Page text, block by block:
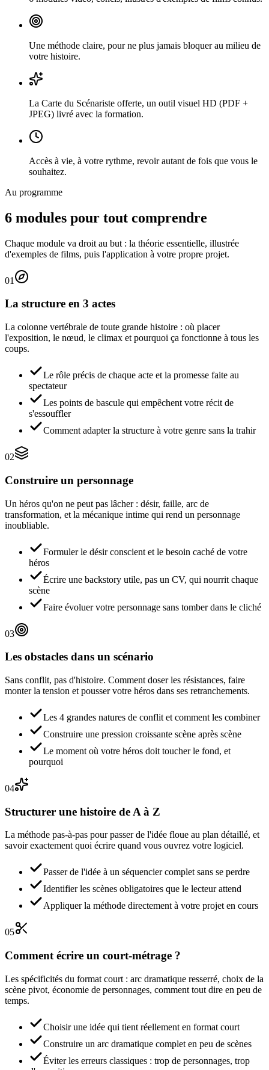
Une méthode claire, pour ne plus jamais bloquer au milieu de
votre histoire.
La Carte du Scénariste offerte, un outil visuel HD (PDF +
JPEG) livré avec la formation.
Accès à vie, à votre rythme, revoir autant de fois que vous le
souhaitez.
Au programme
6 modules pour tout comprendre
Chaque module va droit au but : la théorie essentielle, illustrée
d'exemples de films, puis l'application à votre propre projet.
01
La structure en 3 actes
La colonne vertébrale de toute grande histoire : où placer
l'exposition, le nœud, le climax et pourquoi ça fonctionne à tous les
coups.
Le rôle précis de chaque acte et la promesse faite au
spectateur
Les points de bascule qui empêchent votre récit de
s'essouffler
Comment adapter la structure à votre genre sans la trahir
02
Construire un personnage
Un héros qu'on ne peut pas lâcher : désir, faille, arc de
transformation, et la mécanique intime qui rend un personnage
inoubliable.
Formuler le désir conscient et le besoin caché de votre
héros
Écrire une backstory utile, pas un CV, qui nourrit chaque
scène
Faire évoluer votre personnage sans tomber dans le cliché
03
Les obstacles dans un scénario
Sans conflit, pas d'histoire. Comment doser les résistances, faire
monter la tension et pousser votre héros dans ses retranchements.
Les 4 grandes natures de conflit et comment les combiner
Construire une pression croissante scène après scène
Le moment où votre héros doit toucher le fond, et
pourquoi
04
Structurer une histoire de A à Z
La méthode pas-à-pas pour passer de l'idée floue au plan détaillé, et
savoir exactement quoi écrire quand vous ouvrez votre logiciel.
Passer de l'idée à un séquencier complet sans se perdre
Identifier les scènes obligatoires que le lecteur attend
Appliquer la méthode directement à votre projet en cours
05
Comment écrire un court-métrage ?
Les spécificités du format court : arc dramatique resserré, choix de la
scène pivot, économie de personnages, comment tout dire en peu de
temps.
Choisir une idée qui tient réellement en format court
Construire un arc dramatique complet en peu de scènes
Éviter les erreurs classiques : trop de personnages, trop